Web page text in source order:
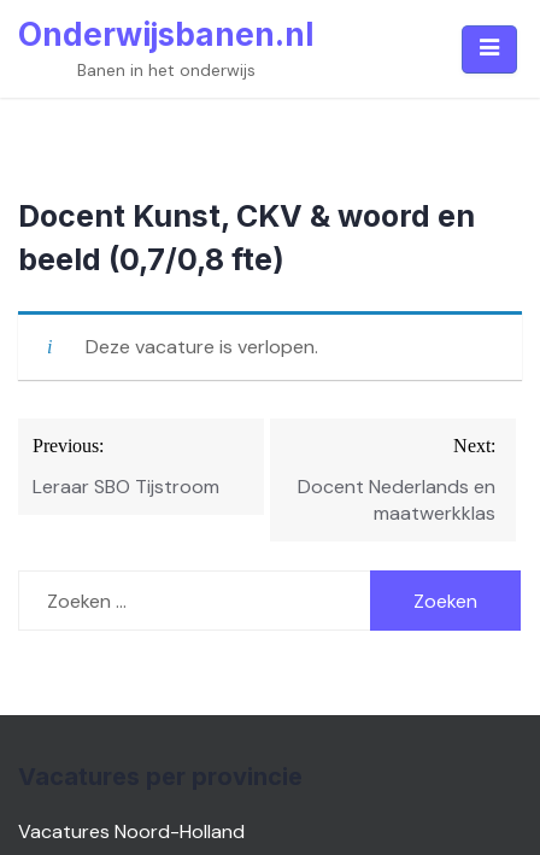
Onderwijsbanen.nl
Banen in het onderwijs
Docent Kunst, CKV & woord en
beeld (0,7/0,8 fte)
Deze vacature is verlopen.
Bericht
navigatie
Previous:
Leraar SBO Tijstroom
Next:
Docent Nederlands en
maatwerkklas
naar:
Vacatures Noord-Holland